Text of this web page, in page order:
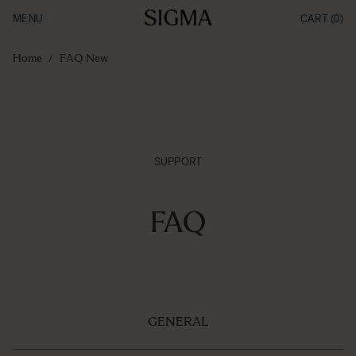
Producten
Inspiratie
MENU CART (0)
Home / FAQ New
SUPPORT
FAQ
GENERAL